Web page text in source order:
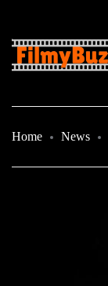
Home News